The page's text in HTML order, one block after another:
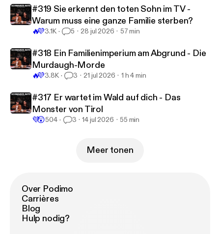
Mord an einer Frau. Wenn du dich mit diesem
Thema nicht wohlfühlst, höre dir die Folge bitte
nicht alleine an.
#319 Sie erkennt den toten Sohn im TV -
Warum muss eine ganze Familie sterben?
🔥💜3.1K 5 28 jul 2026 57 min
#318 Ein Familienimperium am Abgrund - Die
Murdaugh-Morde
🔥💜3.8K 3 21 jul 2026 1 h 4 min
#317 Er wartet im Wald auf dich - Das
Monster von Tirol
💜😲504 3 14 jul 2026 55 min
Meer tonen
Over Podimo
Carrières
Blog
Hulp nodig?